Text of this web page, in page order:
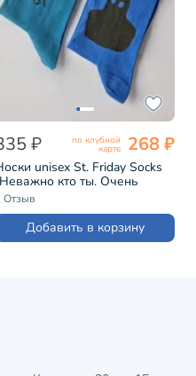
₽ по клубной
карте 268 ₽
unisex St. Friday Socks
кто ты. Очень
человек" (733-15)
Отзыв
Добавить в корзину